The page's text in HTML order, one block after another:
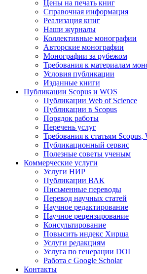
Цены на печать книг
Справочная информация
Реализация книг
Наши журналы
Коллективные монографии
Авторские монографии
Монографии за рубежом
Требования к материалам
Условия публикации
Изданные книги
Публикации Scopus и WOS
Публикации Web of Science
Публикации в Scopus
Порядок работы
Перечень услуг
Требования к статьям Scopus,
Публикационный сервис
Полезные советы ученым
Коммерческие услуги
Услуги НИР
Публикации ВАК
Письменные переводы
Перевод научных статей
Научное редактирование
Научное рецензирование
Консультирование
Повысить индекс Хирша
Услуги редакциям
Услуга по генерации DOI
Работа с Google Scholar
Контакты